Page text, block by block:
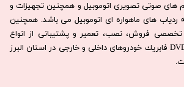
صوتی تصویری اتوموبیل و همچنین تجهیزات و
ردیاب های ماهواره ای اتوموبیل می باشد. همچنين
فروش، نصب، تعمير و پشتيبانی از انواع
مانيتورهای فابريك يا همان DVD فابريك خودروهای داخلی و خارجی در استان البرز